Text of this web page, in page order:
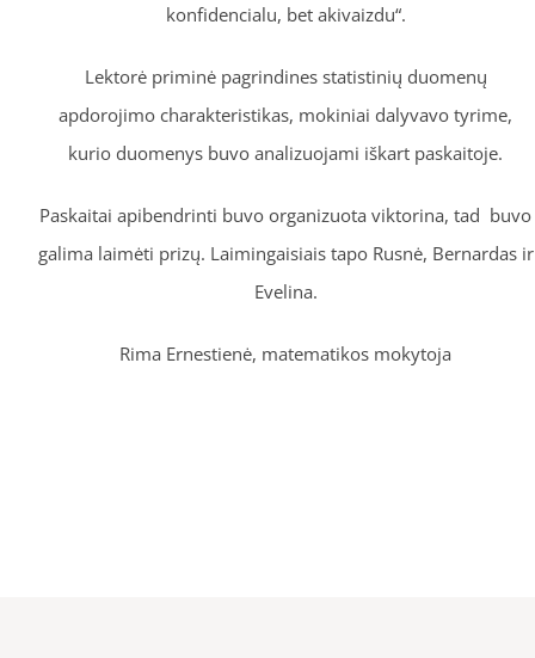
konfidencialu, bet akivaizdu“.
Lektorė priminė pagrindines statistinių duomenų
apdorojimo charakteristikas, mokiniai dalyvavo tyrime,
kurio duomenys buvo analizuojami iškart paskaitoje.
Paskaitai apibendrinti buvo organizuota viktorina, tad buvo
galima laimėti prizų. Laimingaisiais tapo Rusnė, Bernardas ir
Evelina.
Rima Ernestienė, matematikos mokytoja